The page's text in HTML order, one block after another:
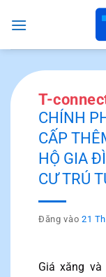
qua
T-
CHÍNH
CẤP
HỘ GIA
CƯ TRÚ
Đăng vào 21
Giá xăng